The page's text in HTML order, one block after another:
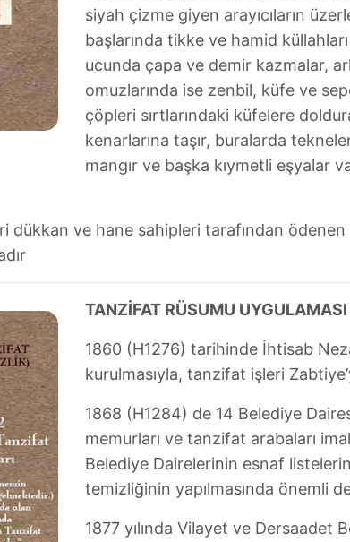
siyah çizme giyen arayıcıların
başlarında tikke ve hamid
ucunda çapa ve demir kazmalar,
omuzlarında ise zenbil, küfe ve
çöpleri sırtlarındaki küfelere
kenarlarına taşır, buralarda
mangır ve başka kıymetli eşyalar
dükkan ve hane sahipleri tarafından
TANZİFAT RÜSUMU
1860 (H1276) tarihinde İhtisab
kurulmasıyla, tanzifat işleri
1868 (H1284) de 14 Belediye
memurları ve tanzifat arabaları
Belediye Dairelerinin esnaf
temizliğinin yapılmasında önemli
1877 yılında Vilayet ve Dersaadet